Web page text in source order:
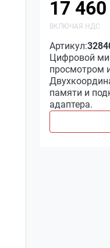
17
Артикул:
Цифровой
просмотром
памяти и
адаптера.